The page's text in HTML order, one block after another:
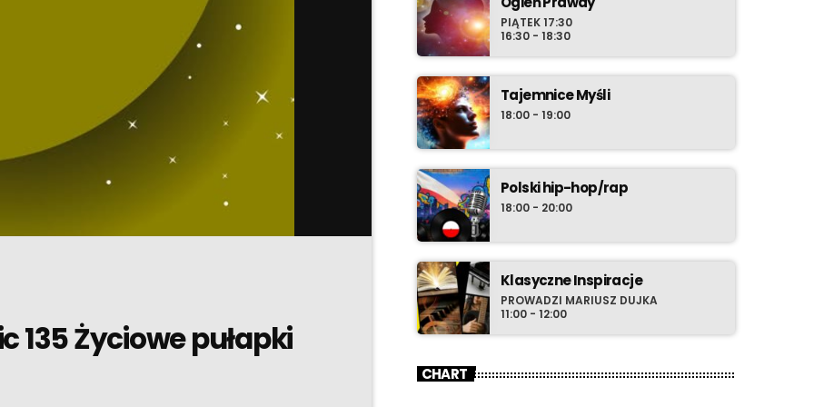
135 Życiowe pułapki
przeboju zdają się być nieskończone. Nie
chowaj zatem w środowy wieczór swoich
przyborów do relaksu i ustaw radio-komputer
na Radio Cenzura o 21:30 polskiego czasu.
PIĄTEK 17:30
16:30 - 18:30
Tajemnice Myśli
18:00 - 19:00
Polski hip-hop/rap
18:00 - 20:00
Klasyczne Inspiracje
PROWADZI MARIUSZ DUJKA
11:00 - 12:00
CHART